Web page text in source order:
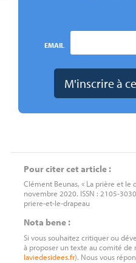
EMAIL
Pour citer cet article :
Clément Beunas, « La prière et le
novembre 2020. ISSN : 2105-
priere-et-le-drapeau
Nota bene :
Si vous souhaitez critiquer ou
à proposer un texte au comité de
laviedesidees.fr). Nous vous